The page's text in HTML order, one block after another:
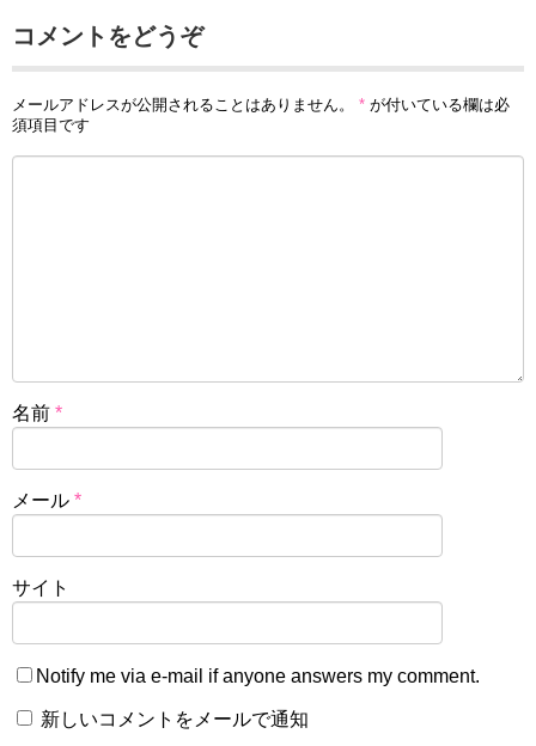
コメントをどうぞ
メールアドレスが公開されることはありません。 * が付いている欄は必
須項目です
名前 *
メール *
サイト
Notify me via e-mail if anyone answers my comment.
新しいコメントをメールで通知